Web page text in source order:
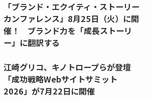
「ブランド・エクイティ・ストーリー
カンファレンス」8月25日（火）に開
催！ ブランド力を「成長ストーリ
ー」に翻訳する
江崎グリコ、キノトロープらが登壇
「成功戦略Webサイトサミット
2026」が7月22日に開催